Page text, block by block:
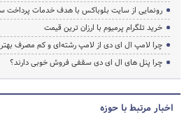
رونمایی از سایت بلوباکس با هدف خدمات پرداخت
خرید تلگرام پرمیوم با ارزان ترین قیمت
چرا لامپ ال ای دی از لامپ رشته‌ای و کم مصرف
چرا پنل های ال ای دی سقفی فروش خوبی دارند؟
اخبار مرتبط با حوزه